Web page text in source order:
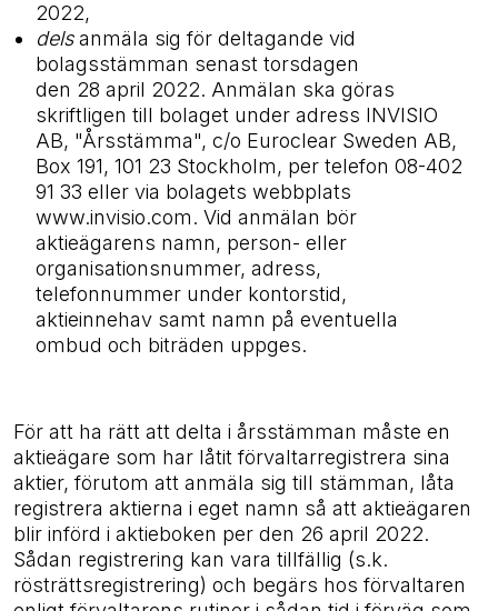
2022,
delsanmäla sig för deltagande vid
bolagsstämman senast torsdagen
den 28 april 2022. Anmälan ska göras
skriftligen till bolaget under adress INVISIO
AB, "Årsstämma", c/o Euroclear Sweden AB,
Box 191, 101 23 Stockholm, per telefon 08-402
91 33 eller via bolagets webbplats
www.invisio.com. Vid anmälan bör
aktieägarens namn, person- eller
organisationsnummer, adress,
telefonnummer under kontorstid,
aktieinnehav samt namn på eventuella
ombud och biträden uppges.
För att ha rätt att delta i årsstämman måste en
aktieägare som har låtit förvaltarregistrera sina
aktier, förutom att anmäla sig till stämman, låta
registrera aktierna i eget namn så att aktieägaren
blir införd i aktieboken per den 26 april 2022.
Sådan registrering kan vara tillfällig (s.k.
rösträttsregistrering) och begärs hos förvaltaren